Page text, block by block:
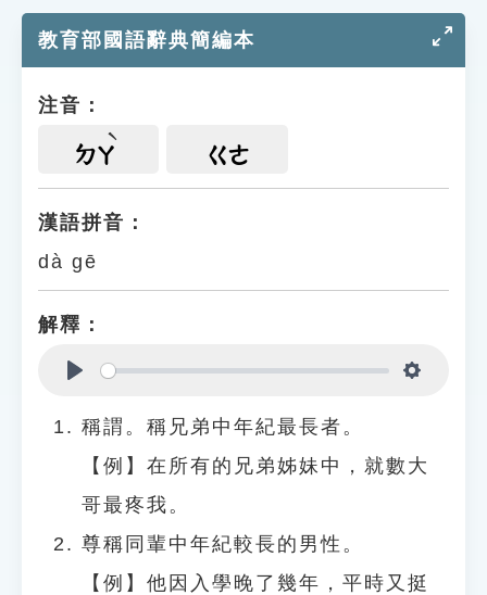
單字索引
遊戲專區
貓頭鷹博士
教育部國語辭典簡編本
注音：
ㄉㄚ ㄍㄜ
漢語拼音：
dà gē
解釋：
稱謂。稱兄弟中年紀最長者。
【例】在所有的兄弟姊妹中，就數大
哥最疼我。
尊稱同輩中年紀較長的男性。
【例】他因入學晚了幾年，平時又挺